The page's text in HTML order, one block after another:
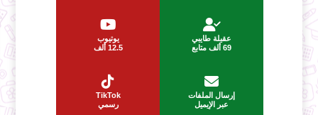
عقيلة طايبي
69 ألف متابع
يوتيوب
12.5 ألف
إرسال الملفات
عبر الإيميل
TikTok
رسمي